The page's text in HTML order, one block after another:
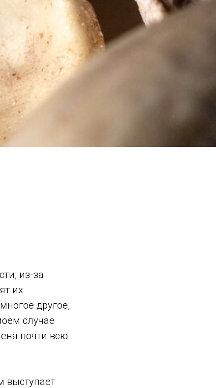
из-за
их
другое,
случае
почти всю
выступает